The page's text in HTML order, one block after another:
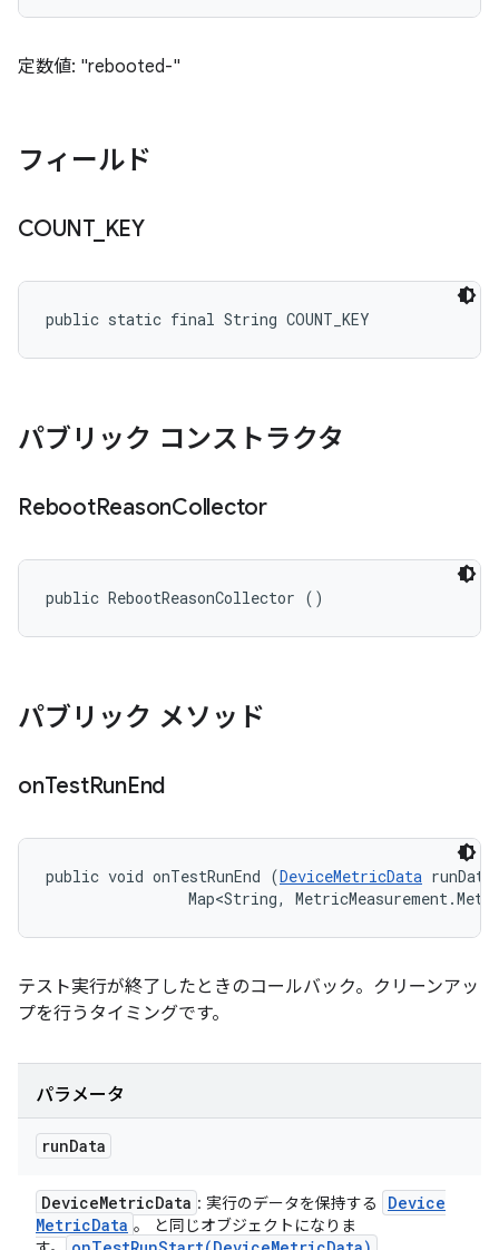
定数値: "rebooted-"
フィールド
COUNT_ KEY
public static final String COUNT_KEY
パブリック コンストラクタ
RebootReasonCollector
public RebootReasonCollector ()
パブリック メソッド
onTestRunEnd
public void onTestRunEnd (DeviceMetricData
Map<String,
テスト実行が終了したときのコールバック。クリーンアッ
プを行うタイミングです。
パラメータ
runData
DeviceMetricData : 実行のデータを保持する
Device
MetricData 。 と同じオブジェクトになりま